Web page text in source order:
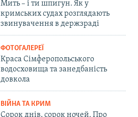
Мить – і ти шпигун. Як у
кримських судах розглядають
звинувачення в держзраді
ФОТОГАЛЕРЕЇ
Краса Сімферопольського
водосховища та занедбаність
довкола
ВІЙНА ТА КРИМ
Сорок днів, сорок ночей. Про